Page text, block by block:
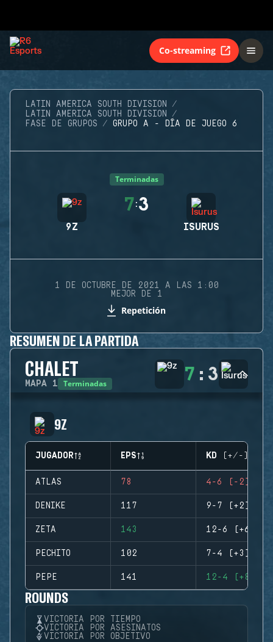
Co-streaming
LATIN AMERICA SOUTH DIVISION
LATIN AMERICA SOUTH DIVISION
FASE DE GRUPOS
GRUPO A - DÍA DE JUEGO 6
Terminadas
9Z
7:3
ISURUS
1 DE OCTUBRE DE 2021 A LAS 1:00
MEJOR DE 1
Repetición
RESUMEN DE LA PARTIDA
CHALET
MAPA 1 Terminadas 7 : 3
9Z
JUGADOR EPS KD (+/-)
ATLAS 78 4-6 (-2)
DENIKE 117 9-7 (+2)
ZETA 143 12-6 (+6)
PECHITO 102 7-4 (+3)
PEPE 141 12-4 (+8)
ROUNDS
VICTORIA POR TIEMPO
VICTORIA POR ASESINATOS
VICTORIA POR OBJETIVO